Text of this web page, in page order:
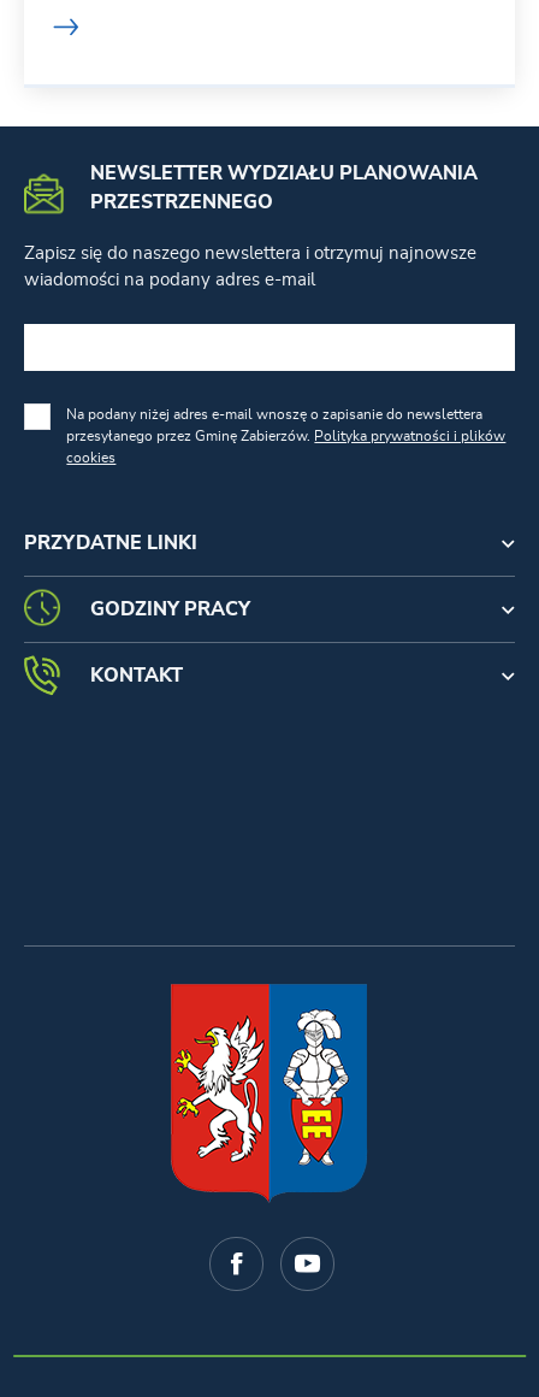
PRZYDATNE LINKI
NEWSLETTER WYDZIAŁU PLANOWANIA
PRZESTRZENNEGO
Zapisz się do naszego newslettera i otrzymuj najnowsze
wiadomości na podany adres e-mail
Na podany niżej adres e-mail wnoszę o zapisanie do newslettera
przesyłanego przez Gminę Zabierzów. Polityka prywatności i plików
cookies
GODZINY PRACY
KONTAKT